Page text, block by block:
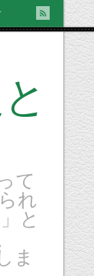
て
れ
と
ま